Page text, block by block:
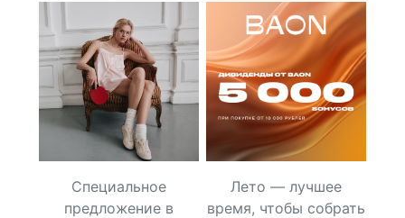
Специальное
предложение в
Лето — лучшее
время, чтобы собрать